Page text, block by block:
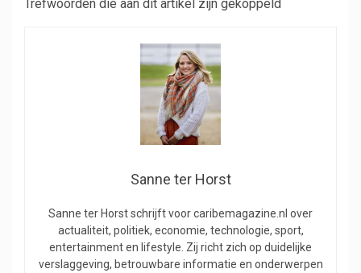
Trefwoorden die aan dit artikel zijn gekoppeld
Sanne ter Horst
Sanne ter Horst schrijft voor caribemagazine.nl over
actualiteit, politiek, economie, technologie, sport,
entertainment en lifestyle. Zij richt zich op duidelijke
verslaggeving, betrouwbare informatie en onderwerpen